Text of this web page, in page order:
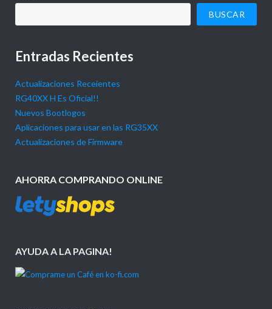
BUSCAR
Entradas Recientes
Actualizaciones Receientes
RG40XX H Es Oficial!!
Nuevos Bootlogos
Aplicaciones para usar en las RG35XX
Actualizaciones de Firmware
AHORRA COMPRANDO ONLINE
AYUDA A LA PAGINA!